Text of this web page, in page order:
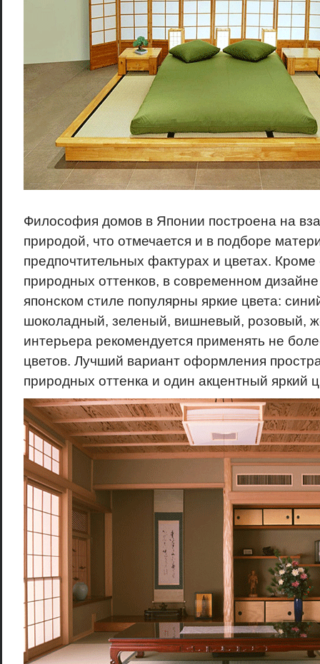
Философия домов в Японии построена на
природой, что отмечается и в подборе
предпочтительных фактурах и цветах. Кроме
природных оттенков, в современном
японском стиле популярны яркие цвета:
шоколадный, зеленый, вишневый, розовый,
интерьера рекомендуется применять не
цветов. Лучший вариант оформления
природных оттенка и один акцентный яркий